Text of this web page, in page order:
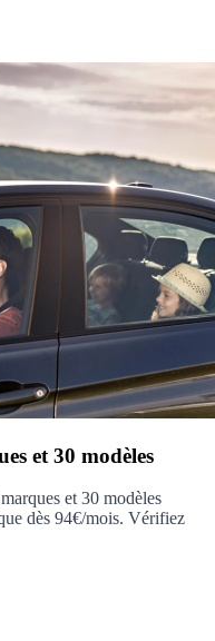
et 30 modèles
et 30 modèles
dès 94€/mois. Vérifiez